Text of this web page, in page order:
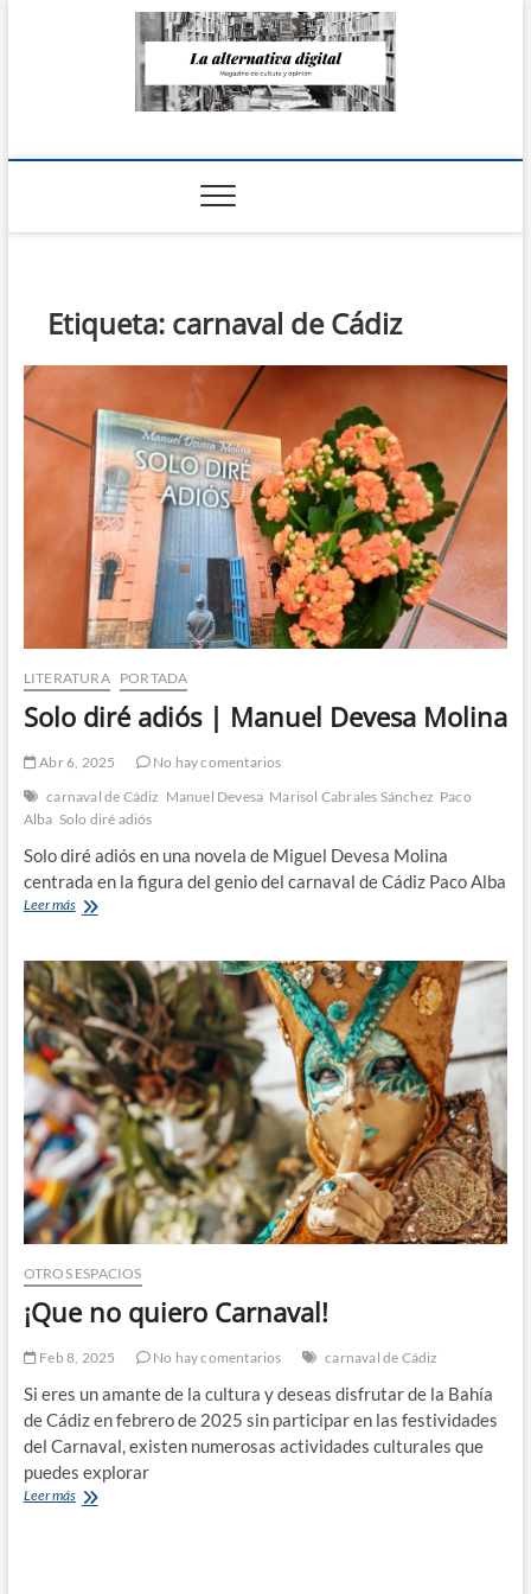
La Alternativa
Etiqueta: carnaval de Cádiz
LITERATURA PORTADA
Solo diré adiós | Manuel Devesa Molina
Abr 6, 2025
No hay comentarios
carnaval de Cádiz Manuel Devesa Marisol Cabrales Sánchez Paco
Alba Solo diré adiós
Solo diré adiós en una novela de Miguel Devesa Molina
centrada en la figura del genio del carnaval de Cádiz Paco Alba
Leer másSolo
|
Manuel
Devesa
Molina
OTROS ESPACIOS
¡Que no quiero Carnaval!
Feb 8, 2025 No hay comentarios carnaval de Cádiz
Si eres un amante de la cultura y deseas disfrutar de la Bahía
de Cádiz en febrero de 2025 sin participar en las festividades
del Carnaval, existen numerosas actividades culturales que
puedes explorar
Leer más¡Que